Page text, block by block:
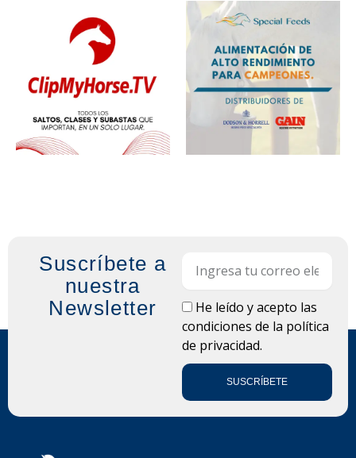
Suscríbete a
nuestra
Newsletter
LOPDHe leído y acepto las
condiciones de la política
de privacidad.
SUSCRÍBETE